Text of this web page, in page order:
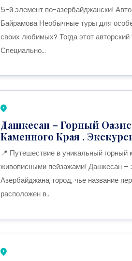
5-й элемент по-азербайджански!
Байрамова Необычные туры для
своих любимых? Тогда этот
Специально...
Дашкесан – Горный
Каменного Края .
📍 Путешествие в уникальный горный
живописными пейзажами! Дашкесан –
Азербайджана, город, чье название
расположен в...